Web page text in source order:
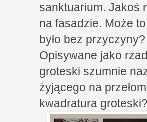
sanktuarium. Jakoś
na fasadzie. Może
było bez
Opisywane jako
groteski szumnie
żyjącego na
kwadratura